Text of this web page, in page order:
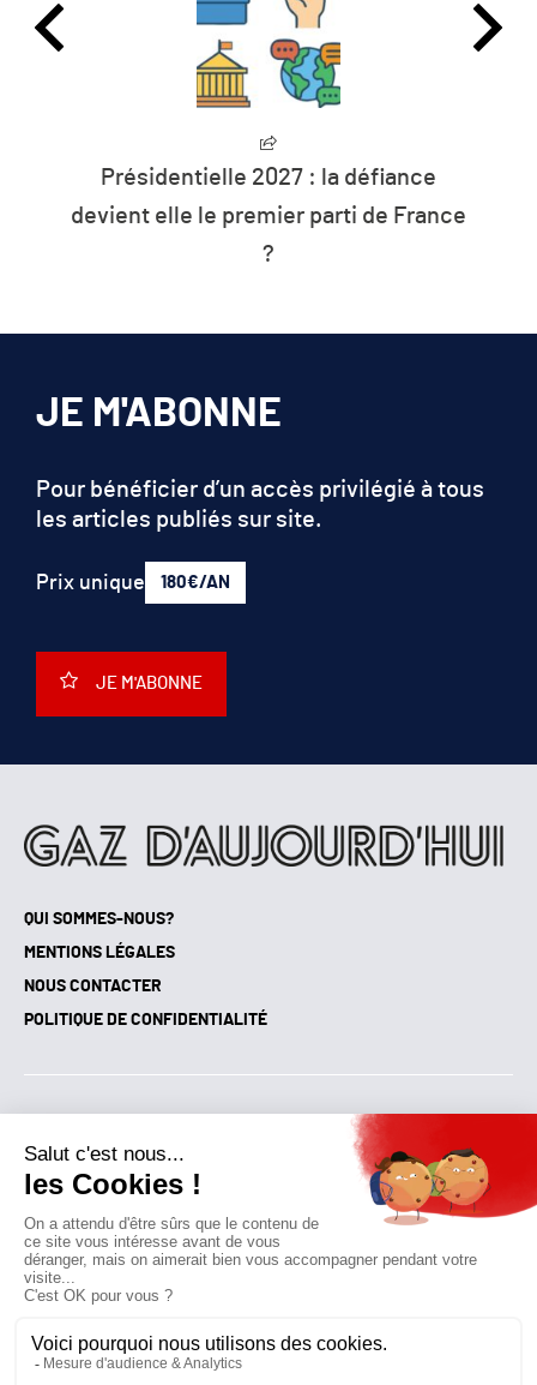
Présidentielle 2027 : la défiance
devient elle le premier parti de France
?
QUI SOMMES-NOUS?
MENTIONS LÉGALES
NOUS CONTACTER
POLITIQUE DE CONFIDENTIALITÉ
Mes favoris
JE M'ABONNE
Pour bénéficier d’un accès privilégié à tous
les articles publiés sur site.
Prix unique 180€/AN
JE M'ABONNE